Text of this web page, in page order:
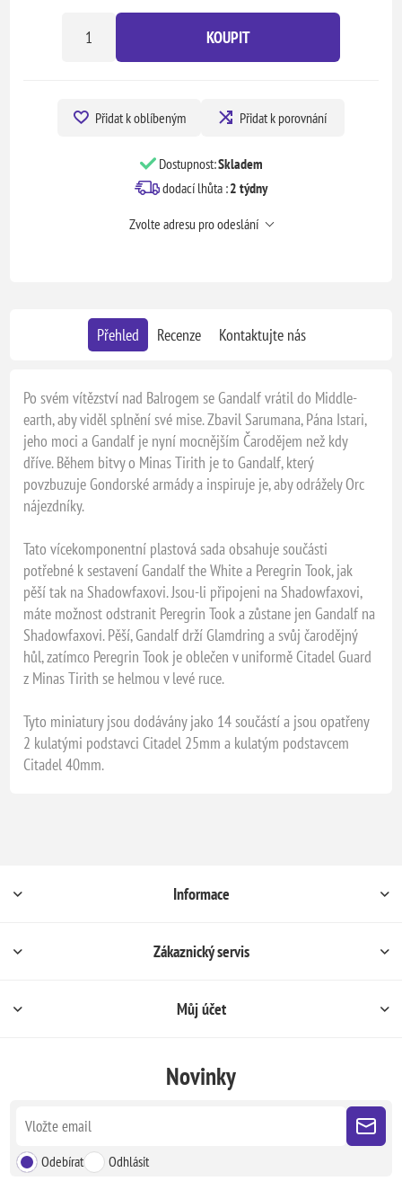
KOUPIT
Přidat k oblíbeným Přidat k porovnání
Dostupnost:Skladem
dodací lhůta :2 týdny
Zvolte adresu pro odeslání
Přehled Recenze Kontaktujte nás
Po svém vítězství nad Balrogem se Gandalf vrátil do Middle-
earth, aby viděl splnění své mise. Zbavil Sarumana, Pána Istari,
jeho moci a Gandalf je nyní mocnějším Čarodějem než kdy
dříve. Během bitvy o Minas Tirith je to Gandalf, který
povzbuzuje Gondorské armády a inspiruje je, aby odrážely Orc
nájezdníky.
Tato vícekomponentní plastová sada obsahuje součásti
potřebné k sestavení Gandalf the White a Peregrin Took, jak
pěší tak na Shadowfaxovi. Jsou-li připojeni na Shadowfaxovi,
máte možnost odstranit Peregrin Took a zůstane jen Gandalf na
Shadowfaxovi. Pěší, Gandalf drží Glamdring a svůj čarodějný
hůl, zatímco Peregrin Took je oblečen v uniformě Citadel Guard
z Minas Tirith se helmou v levé ruce.
Tyto miniatury jsou dodávány jako 14 součástí a jsou opatřeny
2 kulatými podstavci Citadel 25mm a kulatým podstavcem
Citadel 40mm.
Informace
Zákaznický servis
Můj účet
Novinky
Odebírat Odhlásit